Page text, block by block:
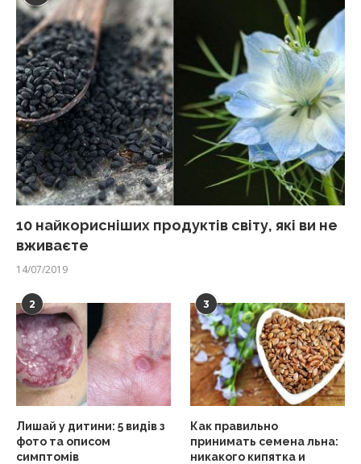
10 найкорисніших продуктів світу, які ви не
вживаєте
14/07/2019
2
Лишай у дитини: 5 видів з
фото та описом
симптомів
3
Как правильно
принимать семена льна:
никакого кипятка и